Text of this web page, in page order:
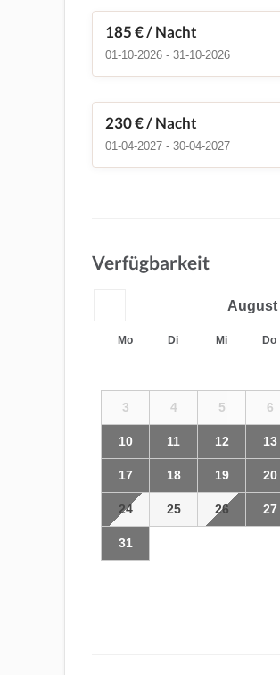
185 €/ Nacht
01-10-2026 - 31-10-2026
230 €/ Nacht
01-04-2027 - 30-04-2027
Verfügbarkeit
August
Mo Di Mi Do
3 4 5 6
10 11 12 13
17 18 19 20
24 25 26 27
31